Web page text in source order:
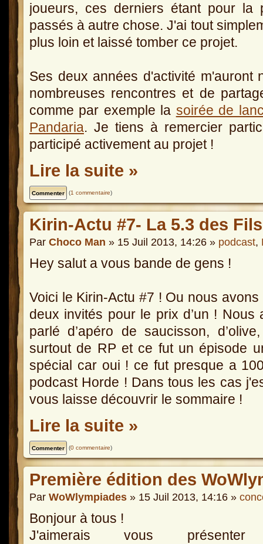
joueurs, ces derniers étant pour la
passés à autre chose. J'ai tout
plus loin et laissé tomber ce projet.
Ses deux années d'activité m'auront
nombreuses rencontres et de
comme par exemple la soirée de
Pandaria. Je tiens à remercier
participé activement au projet !
Lire la suite »
(1 commentaire)
Kirin-Actu #7- La 5.3 des
Par Choco Man » 15 Juil 2013, 14:26 » podcast,
Hey salut a vous bande de gens !
Voici le Kirin-Actu #7 ! Ou nous avons
deux invités pour le prix d’un ! Nous
parlé d’apéro de saucisson,
surtout de RP et ce fut un épisode
spécial car oui ! ce fut presque a
podcast Horde ! Dans tous les cas
vous laisse découvrir le sommaire !
Lire la suite »
(0 commentaire)
Première édition des
Par WoWlympiades » 15 Juil 2013, 14:16 »
Bonjour à tous !
J'aimerais vous